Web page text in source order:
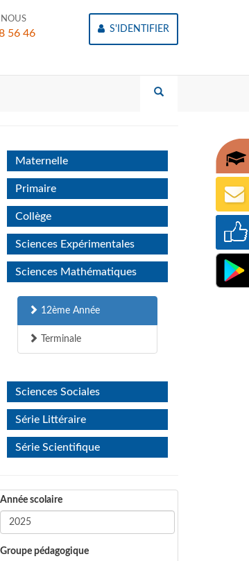
56 46 S'IDENTIFIER
Maternelle
Primaire
Collège
Sciences Expérimentales
Sciences Mathématiques
12ème Année
Terminale
Sciences Sociales
Série Littéraire
Série Scientifique
Année scolaire
Groupe pédagogique